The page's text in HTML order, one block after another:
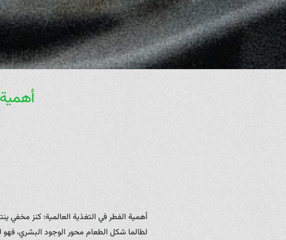
أهمية الفطر في التغذية العالمية: كنز مخفي
لطالما شكل الطعام محور الوجود البشري،